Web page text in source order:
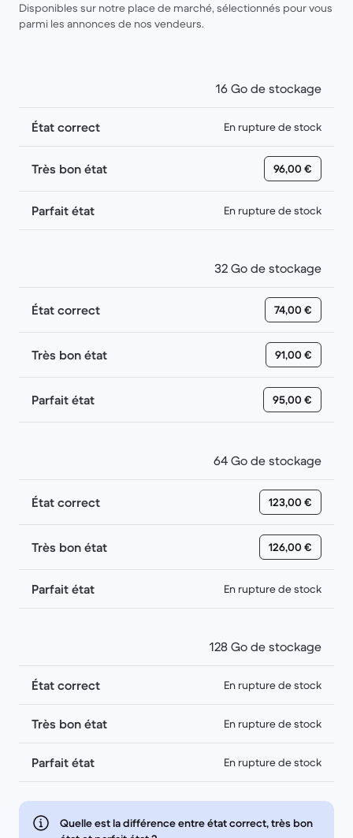
Disponibles sur notre place de marché, sélectionnés pour vous
parmi les annonces de nos vendeurs.
16 Go de stockage
État correct En rupture de stock
Très bon état 96,00 €
Parfait état En rupture de stock
32 Go de stockage
État correct 74,00 €
Très bon état 91,00 €
Parfait état 95,00 €
64 Go de stockage
État correct 123,00 €
Très bon état 126,00 €
Parfait état En rupture de stock
128 Go de stockage
État correct En rupture de stock
Très bon état En rupture de stock
Parfait état En rupture de stock
Quelle est la différence entre état correct, très bon